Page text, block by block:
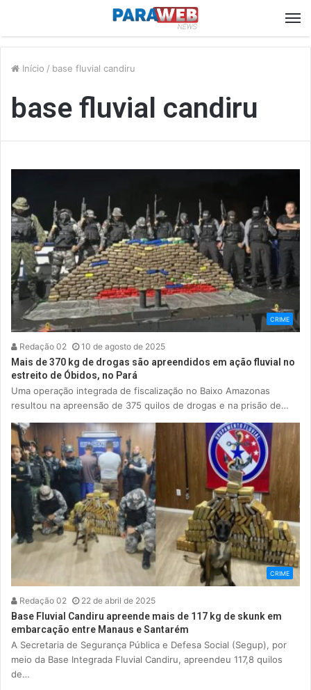
Início / base fluvial candiru
base fluvial candiru
CRIME
Redação 02 10 de agosto de 2025
Mais de 370 kg de drogas são apreendidos em ação fluvial no
estreito de Óbidos, no Pará
Uma operação integrada de fiscalização no Baixo Amazonas
resultou na apreensão de 375 quilos de drogas e na prisão de…
CRIME
Redação 02 22 de abril de 2025
Base Fluvial Candiru apreende mais de 117 kg de skunk em
embarcação entre Manaus e Santarém
A Secretaria de Segurança Pública e Defesa Social (Segup), por
meio da Base Integrada Fluvial Candiru, apreendeu 117,8 quilos
de…